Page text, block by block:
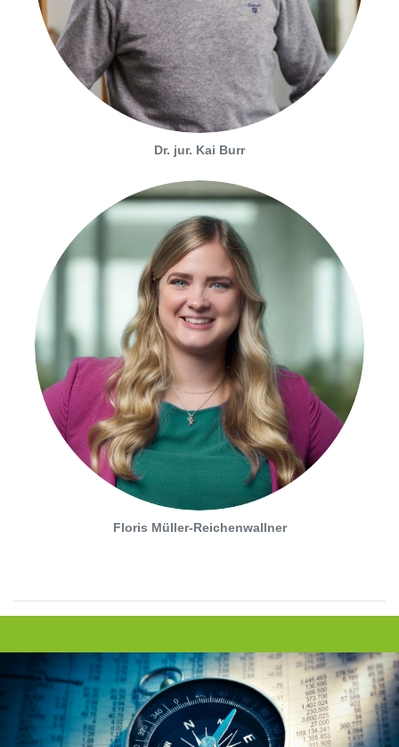
Dr. jur. Kai Burr
Floris Müller-Reichenwallner